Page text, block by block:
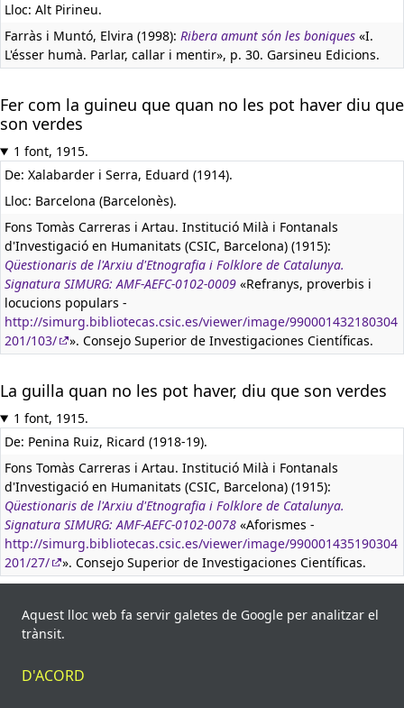
Lloc: Alt Pirineu.
Farràs i Muntó, Elvira (1998): Ribera amunt són les boniques «I.
L'ésser humà. Parlar, callar i mentir», p. 30. Garsineu Edicions.
Fer com la guineu que quan no les pot haver diu que
son verdes
1 font, 1915.
De: Xalabarder i Serra, Eduard (1914).
Lloc: Barcelona (Barcelonès).
Fons Tomàs Carreras i Artau. Institució Milà i Fontanals
d'Investigació en Humanitats (CSIC, Barcelona) (1915):
Qüestionaris de l'Arxiu d'Etnografia i Folklore de Catalunya.
Signatura SIMURG: AMF-AEFC-0102-0009 «Refranys, proverbis i
locucions populars -
http://simurg.bibliotecas.csic.es/viewer/image/990001432180304
201/103/
». Consejo Superior de Investigaciones Científicas.
La guilla quan no les pot haver, diu que son verdes
1 font, 1915.
De: Penina Ruiz, Ricard (1918-19).
Fons Tomàs Carreras i Artau. Institució Milà i Fontanals
d'Investigació en Humanitats (CSIC, Barcelona) (1915):
Qüestionaris de l'Arxiu d'Etnografia i Folklore de Catalunya.
Signatura SIMURG: AMF-AEFC-0102-0078 «Aforismes -
http://simurg.bibliotecas.csic.es/viewer/image/990001435190304
201/27/
». Consejo Superior de Investigaciones Científicas.
La guilla, quan no en pot haver, diu que són verdes
1 font, 1949.
del català popular. Guilla», p. 897. Editorial Selecta-Catalonia.
Aquest lloc web fa servir galetes de Google per analitzar el
trànsit.
D'ACORD